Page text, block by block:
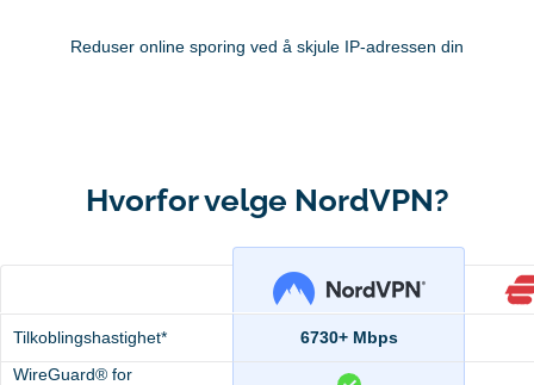
Reduser online sporing ved å skjule IP-adressen din
Hvorfor velge NordVPN?
Tilkoblingshastighet* 6730+ Mbps
WireGuard® for